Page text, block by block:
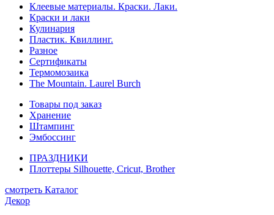
Клеевые материалы. Краски. Лаки.
Краски и лаки
Кулинария
Пластик. Квиллинг.
Разное
Сертификаты
Термомозаика
The Mountain. Laurel Burch
Товары под заказ
Хранение
Штампинг
Эмбоссинг
ПРАЗДНИКИ
Плоттеры Silhouette, Cricut, Brother
смотреть Каталог
Декор